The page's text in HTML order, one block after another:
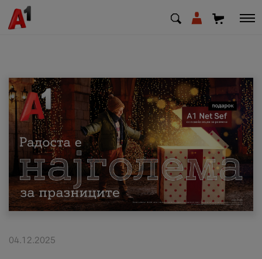
МК EN SQ
Приватни Деловни
Поддршка
Надополни кредит
04.12.2025